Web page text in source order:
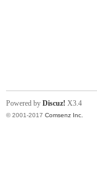
Powered by Discuz! X3.4
© 2001-2017 Comsenz Inc.